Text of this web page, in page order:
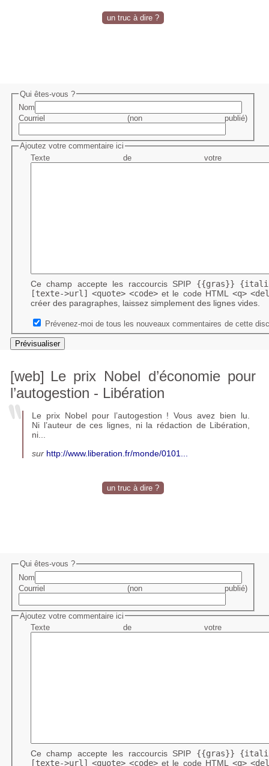
un truc à dire ?
Qui êtes-vous ?
Nom
Courriel (non publié)
Ajoutez votre commentaire ici
Texte de votre
Ce champ accepte les raccourcis SPIP {{gras}}
[texte->url]
<quote> <code>et le code HTML <q>
créer des paragraphes, laissez simplement des lignes vides.
Prévenez-moi de tous les nouveaux commentaires de cette
[web] Le prix Nobel d’économie pour
l’autogestion - Libération
Le prix Nobel pour l’autogestion ! Vous avez bien lu.
Ni l’auteur de ces lignes, ni la rédaction de Libération,
ni...
sur http://www.liberation.fr/monde/0101...
un truc à dire ?
Qui êtes-vous ?
Nom
Courriel (non publié)
Ajoutez votre commentaire ici
Texte de votre
Ce champ accepte les raccourcis SPIP {{gras}}
[texte->url]
<quote> <code>et le code HTML <q>